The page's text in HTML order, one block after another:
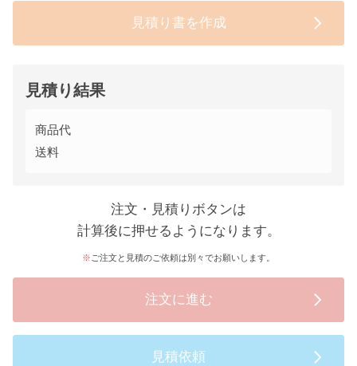
見積り書を作成
見積り結果
商品代
送料
注文・見積りボタンは
計算後に押せるようになります。
ご注文と見積のご依頼は別々でお願いします。
注文に進む
見積依頼